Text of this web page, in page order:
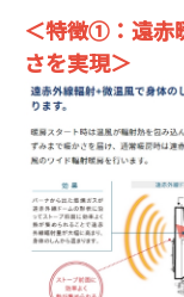
＜特徴①：遠赤
さを実現＞